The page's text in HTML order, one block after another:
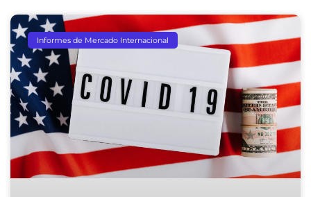
Informes de Mercado Internacional